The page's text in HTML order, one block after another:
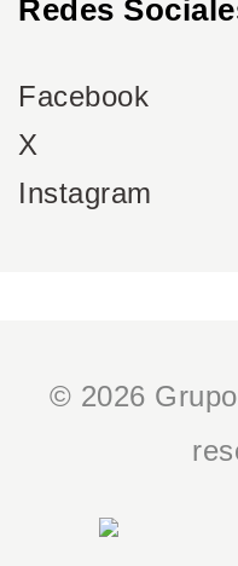
Redes
Facebook
X
Instagram
© 2026